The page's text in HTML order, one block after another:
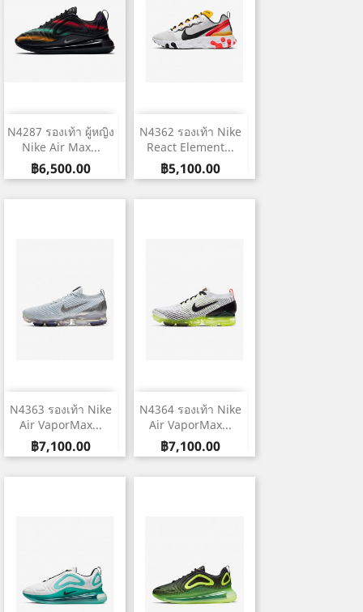
N4287 รองเท้า ผู้หญิง
Nike Air Max...
ราคา
฿6,500.00
N4362 รองเท้า Nike
React Element...
ราคา
฿5,100.00
N4363 รองเท้า Nike
Air VaporMax...
ราคา
฿7,100.00
N4364 รองเท้า Nike
Air VaporMax...
ราคา
฿7,100.00